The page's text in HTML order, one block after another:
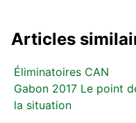
Articles
Éliminatoires CAN
Gabon 2017 Le point
la situation